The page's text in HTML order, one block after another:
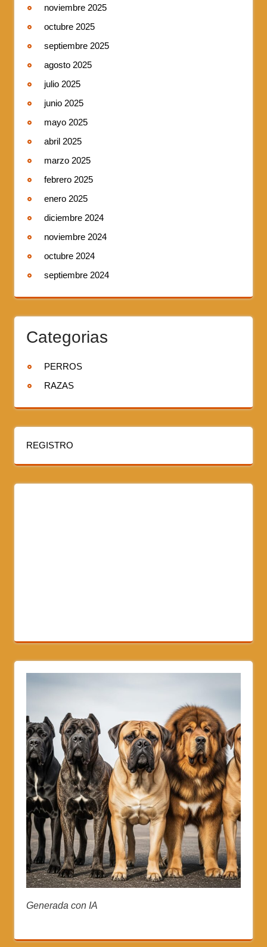
noviembre 2025
octubre 2025
septiembre 2025
agosto 2025
julio 2025
junio 2025
mayo 2025
abril 2025
marzo 2025
febrero 2025
enero 2025
diciembre 2024
noviembre 2024
octubre 2024
septiembre 2024
Categorias
PERROS
RAZAS
REGISTRO
Generada con IA